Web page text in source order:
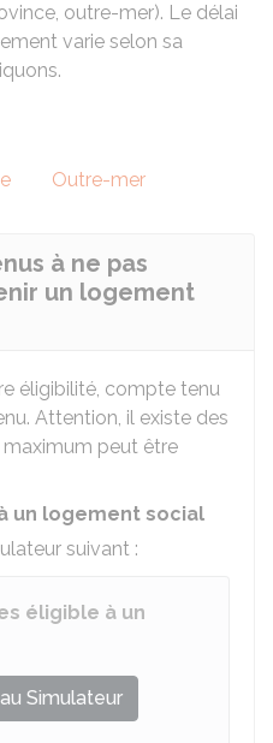
outre-mer). Le délai
varie selon sa
Outre-mer
à ne pas
un logement
éligibilité, compte tenu
Attention, il existe des
peut être
un logement social
suivant :
éligible à un
Simulateur